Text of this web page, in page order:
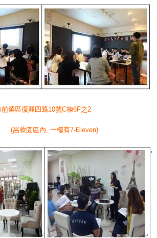
鎮區復興四路10號C棟6F之2
一樓有7-Eleven)